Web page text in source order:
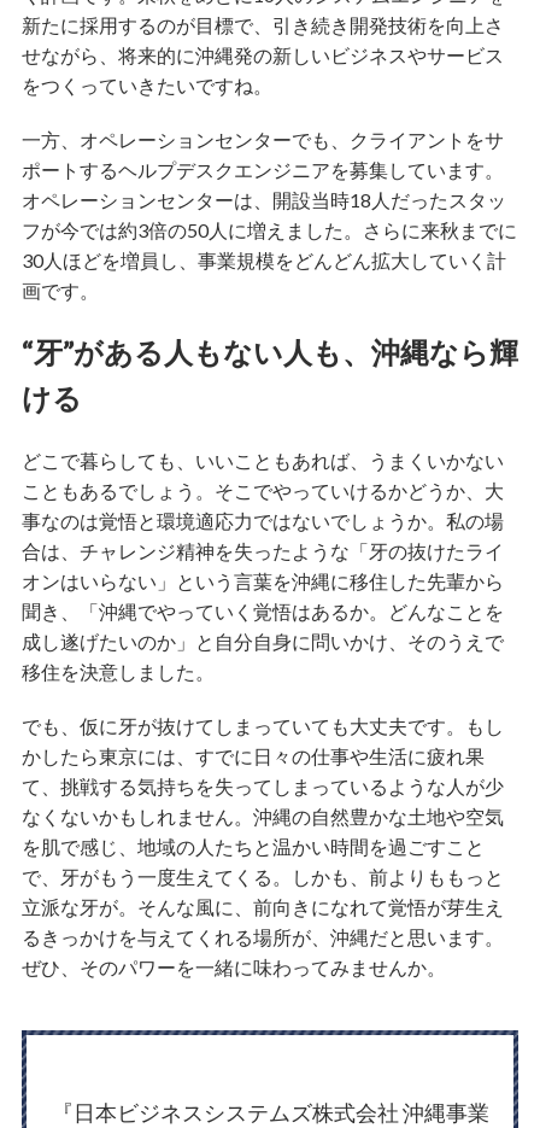
新たに採用するのが目標で、引き続き開発技術を向上さ
せながら、将来的に沖縄発の新しいビジネスやサービス
をつくっていきたいですね。
一方、オペレーションセンターでも、クライアントをサ
ポートするヘルプデスクエンジニアを募集しています。
オペレーションセンターは、開設当時18人だったスタッ
フが今では約3倍の50人に増えました。さらに来秋までに
30人ほどを増員し、事業規模をどんどん拡大していく計
画です。
“牙”がある人もない人も、沖縄なら輝
ける
どこで暮らしても、いいこともあれば、うまくいかない
こともあるでしょう。そこでやっていけるかどうか、大
事なのは覚悟と環境適応力ではないでしょうか。私の場
合は、チャレンジ精神を失ったような「牙の抜けたライ
オンはいらない」という言葉を沖縄に移住した先輩から
聞き、「沖縄でやっていく覚悟はあるか。どんなことを
成し遂げたいのか」と自分自身に問いかけ、そのうえで
移住を決意しました。
でも、仮に牙が抜けてしまっていても大丈夫です。もし
かしたら東京には、すでに日々の仕事や生活に疲れ果
て、挑戦する気持ちを失ってしまっているような人が少
なくないかもしれません。沖縄の自然豊かな土地や空気
を肌で感じ、地域の人たちと温かい時間を過ごすこと
で、牙がもう一度生えてくる。しかも、前よりももっと
立派な牙が。そんな風に、前向きになれて覚悟が芽生え
るきっかけを与えてくれる場所が、沖縄だと思います。
ぜひ、そのパワーを一緒に味わってみませんか。
『日本ビジネスシステムズ株式会社 沖縄事業